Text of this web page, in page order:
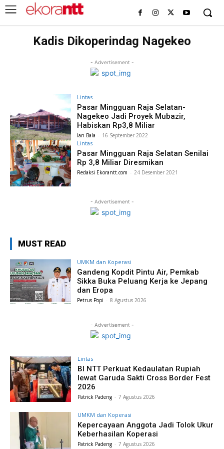
Kadis Dikoperindag Nagekeo
- Advertisement -
Lintas
Pasar Mingguan Raja Selatan-
Nagekeo Jadi Proyek Mubazir,
Habiskan Rp3,8 Miliar
Ian Bala - 16 September 2022
Lintas
Pasar Mingguan Raja Selatan Senilai
Rp 3,8 Miliar Diresmikan
Redaksi Ekorantt.com - 24 Desember 2021
- Advertisement -
MUST READ
UMKM dan Koperasi
Gandeng Kopdit Pintu Air, Pemkab
Sikka Buka Peluang Kerja ke Jepang
dan Eropa
Petrus Popi - 8 Agustus 2026
- Advertisement -
Lintas
BI NTT Perkuat Kedaulatan Rupiah
lewat Garuda Sakti Cross Border Fest
2026
Patrick Padeng - 7 Agustus 2026
UMKM dan Koperasi
Kepercayaan Anggota Jadi Tolok Ukur
Keberhasilan Koperasi
Patrick Padeng - 7 Agustus 2026